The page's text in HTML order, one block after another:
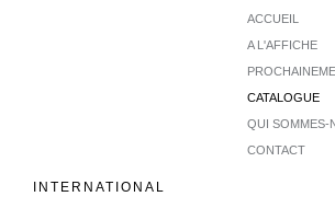
ACCUEIL
A L'AFFICHE
CATALOGUE
QUI SOMMES-
CONTACT
INTERNATIONAL